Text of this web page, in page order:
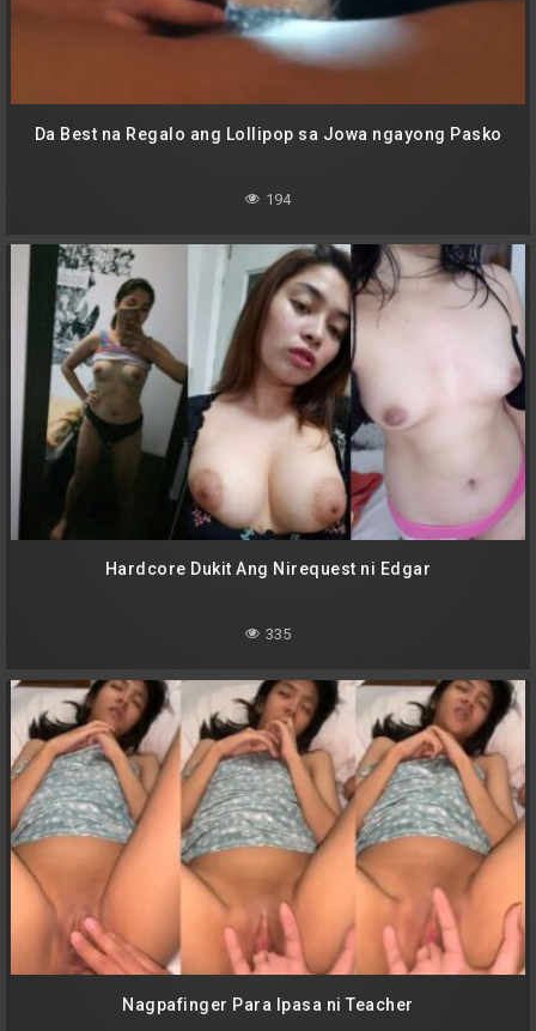
Da Best na Regalo ang Lollipop sa Jowa ngayong Pasko
194
Hardcore Dukit Ang Nirequest ni Edgar
335
Nagpafinger Para Ipasa ni Teacher